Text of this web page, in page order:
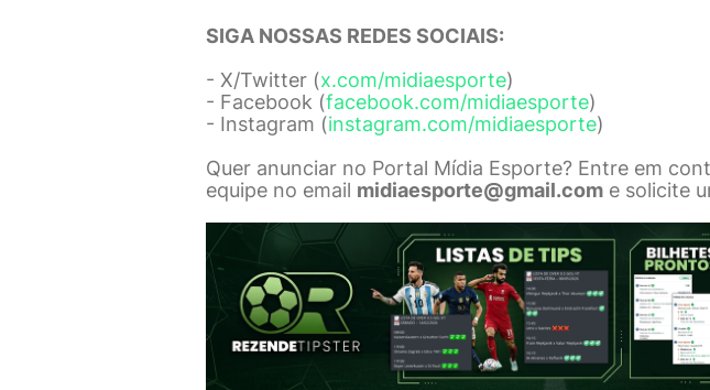
SIGA NOSSAS REDES SOCIAIS:
- X/Twitter (x.com/midiaesporte)
- Facebook (facebook.com/midiaesporte)
- Instagram (instagram.com/midiaesporte)
Quer anunciar no Portal Mídia Esporte? Entre em
equipe no email midiaesporte@gmail.com e solicite